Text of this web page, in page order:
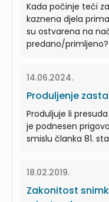
Kada počinje teći
kaznena djela
su ostvarena na
predano/primljeno?
14.06.2024.
Produljenje
Produljuje li
je podnesen
smislu članka 81.
18.02.2019.
Zakonitost